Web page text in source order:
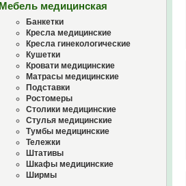
Мебель медицинская
Банкетки
Кресла медицинские
Кресла гинекологические
Кушетки
Кровати медицинские
Матрасы медицинские
Подставки
Ростомеры
Столики медицинские
Стулья медицинские
Тумбы медицинские
Тележки
Штативы
Шкафы медицинские
Ширмы